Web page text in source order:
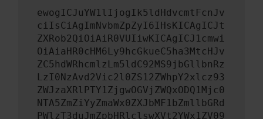
ewogICJuYW1lIjogIk5ldHdvcmtFcnJv
ciIsCiAgImNvbmZpZyI6IHsKICAgICJt
ZXRob2QiOiAiR0VUIiwKICAgICJ1cmwi
OiAiaHR0cHM6Ly9hcGkueC5ha3MtcHJv
ZC5hdWRhcmlzLm5ldC92MS9jbGllbnRz
LzI0NzAvd2Vic2l0ZS12ZWhpY2xlcz93
ZWJzaXRlPTY1ZjgwOGVjZWQxODQ1Mjc0
NTA5ZmZiYyZmaWx0ZXJbMF1bZmllbGRd
PWlzT3duJmZpbHRlclswXVt2YWx1ZV09